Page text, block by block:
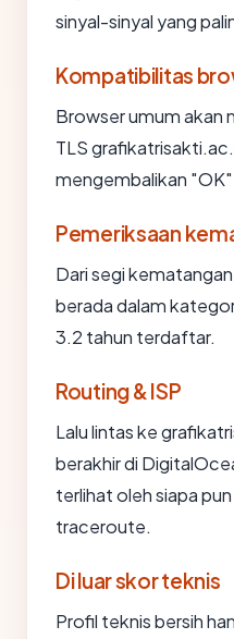
sinyal-sinyal yang
Kompatibilitas
Browser umum akan
TLS
mengembalikan
Pemeriksaan
Dari segi
berada dalam
3.2 tahun terdaftar.
Routing & ISP
Lalu lintas ke
berakhir di
terlihat oleh siapa
traceroute.
Di luar skor teknis
Profil teknis bersih